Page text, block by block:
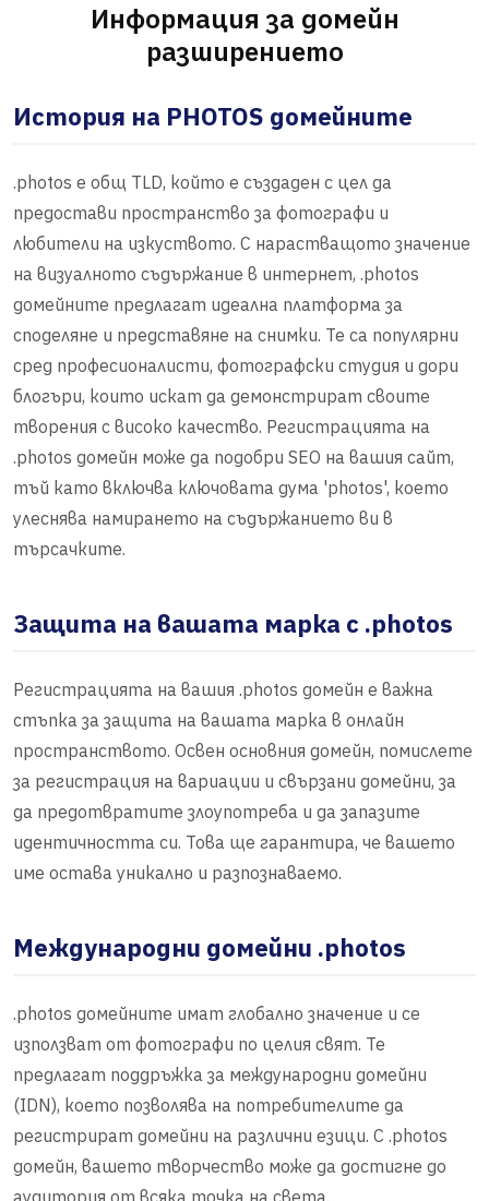
Информация за домейн
разширението
История на PHOTOS домейните
.photos е общ TLD, който е създаден с цел да
предостави пространство за фотографи и
любители на изкуството. С нарастващото значение
на визуалното съдържание в интернет, .photos
домейните предлагат идеална платформа за
споделяне и представяне на снимки. Те са популярни
сред професионалисти, фотографски студия и дори
блогъри, които искат да демонстрират своите
творения с високо качество. Регистрацията на
.photos домейн може да подобри SEO на вашия сайт,
тъй като включва ключовата дума 'photos', което
улеснява намирането на съдържанието ви в
търсачките.
Защита на вашата марка с .photos
Регистрацията на вашия .photos домейн е важна
стъпка за защита на вашата марка в онлайн
пространството. Освен основния домейн, помислете
за регистрация на вариации и свързани домейни, за
да предотвратите злоупотреба и да запазите
идентичността си. Това ще гарантира, че вашето
име остава уникално и разпознаваемо.
Международни домейни .photos
.photos домейните имат глобално значение и се
използват от фотографи по целия свят. Те
предлагат поддръжка за международни домейни
(IDN), което позволява на потребителите да
регистрират домейни на различни езици. С .photos
домейн, вашето творчество може да достигне до